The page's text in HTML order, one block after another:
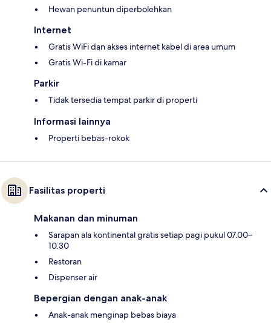
Hewan penuntun diperbolehkan
Internet
Gratis WiFi dan akses internet kabel di area umum
Gratis Wi-Fi di kamar
Parkir
Tidak tersedia tempat parkir di properti
Informasi lainnya
Properti bebas-rokok
Fasilitas properti
Makanan dan minuman
Sarapan ala kontinental gratis setiap pagi pukul 07.00–
10.30
Restoran
Dispenser air
Bepergian dengan anak-anak
Anak-anak menginap bebas biaya